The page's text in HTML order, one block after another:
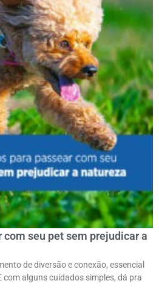
com seu pet sem prejudicar a
de diversão e conexão, essencial
com alguns cuidados simples, dá pra